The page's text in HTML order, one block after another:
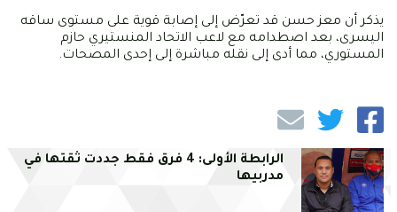
يذكر أن معز حسن قد تعرّض إلى إصابة قوية على مستوى ساقه
اليسرى، بعد اصطدامه مع لاعب الاتحاد المنستيري حازم
المستوري، مما أدى إلى نقله مباشرة إلى إحدى المصحات.
الرابطة الأولى: 4 فرق فقط جددت ثقتها في
مدربيها